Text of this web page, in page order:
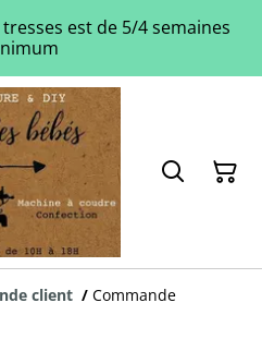
est de 5/4 semaines
client / Commande